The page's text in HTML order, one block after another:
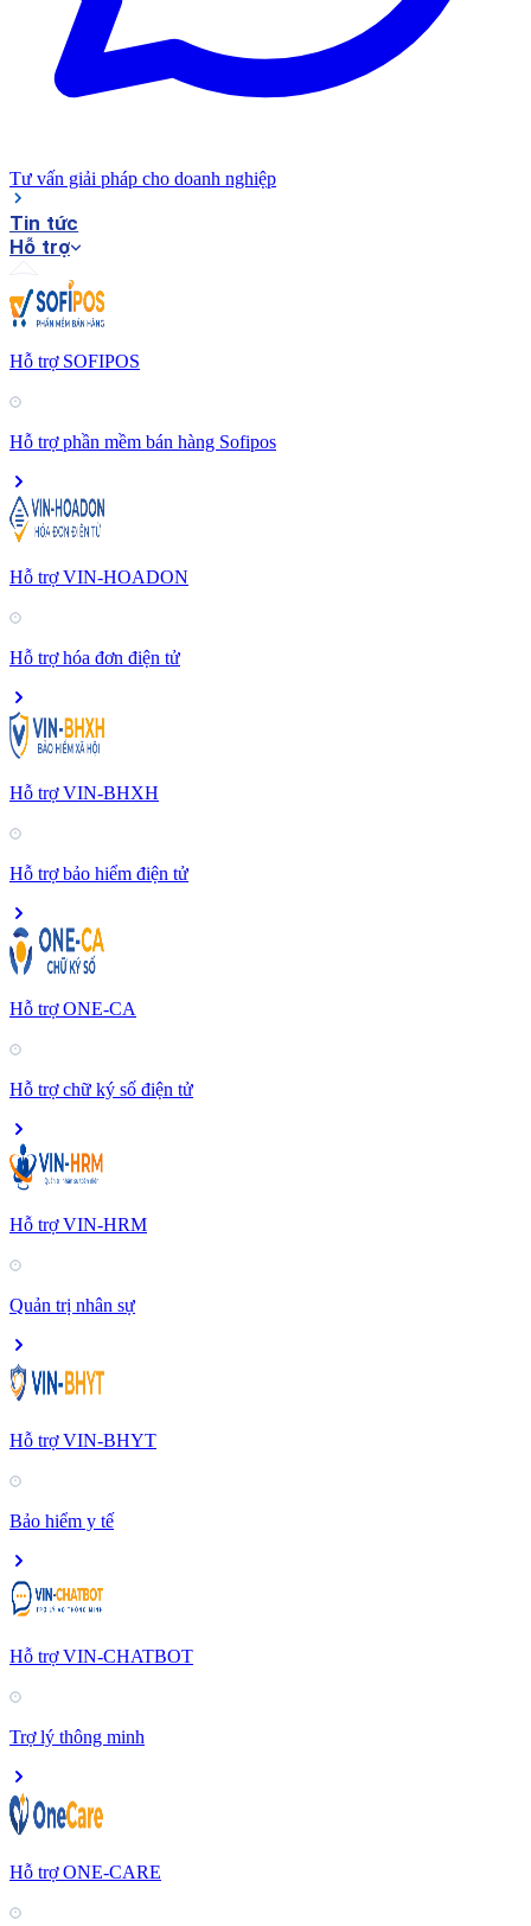
Tư vấn giải pháp cho doanh nghiệp
Tin tức
Hỗ trợ
Hỗ trợ SOFIPOS
Hỗ trợ phần mềm bán hàng Sofipos
Hỗ trợ VIN-HOADON
Hỗ trợ hóa đơn điện tử
Hỗ trợ VIN-BHXH
Hỗ trợ bảo hiểm điện tử
Hỗ trợ ONE-CA
Hỗ trợ chữ ký số điện tử
Hỗ trợ VIN-HRM
Quản trị nhân sự
Hỗ trợ VIN-BHYT
Bảo hiểm y tế
Hỗ trợ VIN-CHATBOT
Trợ lý thông minh
Hỗ trợ ONE-CARE